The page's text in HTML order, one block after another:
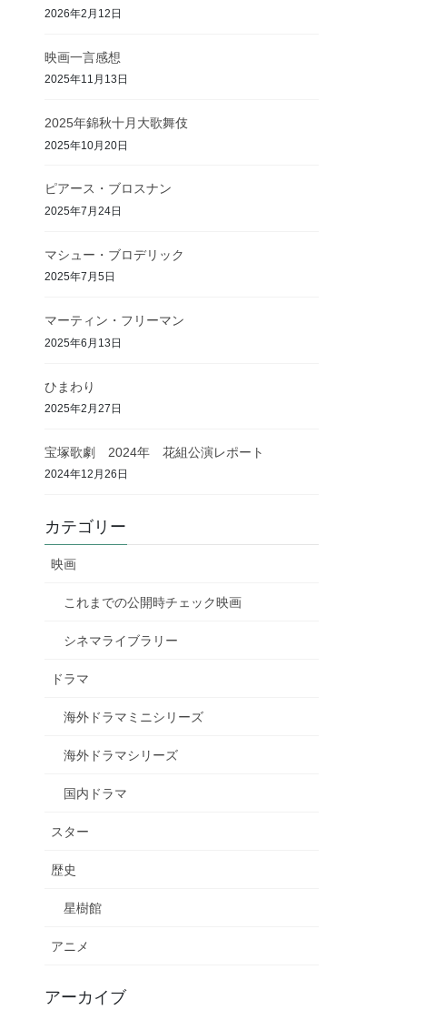
2026年2月12日
映画一言感想
2025年11月13日
2025年錦秋十月大歌舞伎
2025年10月20日
ピアース・ブロスナン
2025年7月24日
マシュー・ブロデリック
2025年7月5日
マーティン・フリーマン
2025年6月13日
ひまわり
2025年2月27日
宝塚歌劇 2024年 花組公演レポート
2024年12月26日
カテゴリー
映画
これまでの公開時チェック映画
シネマライブラリー
ドラマ
海外ドラマミニシリーズ
海外ドラマシリーズ
国内ドラマ
スター
歴史
星樹館
アニメ
アーカイブ